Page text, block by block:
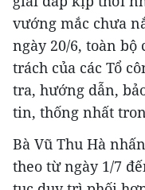
vướng mắc chưa
ngày 20/6, toàn
trách của các Tổ
tra, hướng dẫn,
tin, thống nhất
Bà Vũ Thu Hà
theo từ ngày 1/7